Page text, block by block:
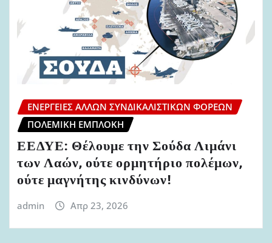
ΕΝΈΡΓΕΙΕΣ ΆΛΛΩΝ ΣΥΝΔΙΚΑΛΙΣΤΙΚΏΝ ΦΟΡΈΩΝ
ΠΟΛΕΜΙΚΉ ΕΜΠΛΟΚΉ
ΕΕΔΥΕ: Θέλουμε την Σούδα Λιμάνι
των Λαών, ούτε ορμητήριο πολέμων,
ούτε μαγνήτης κινδύνων!
admin Απρ 23, 2026